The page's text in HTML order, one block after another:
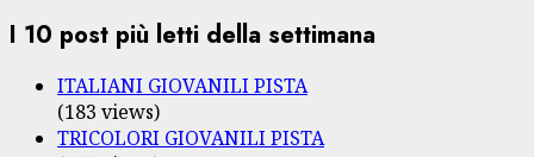
I 10 post più letti della settimana
ITALIANI GIOVANILI PISTA
(183 views)
TRICOLORI GIOVANILI PISTA